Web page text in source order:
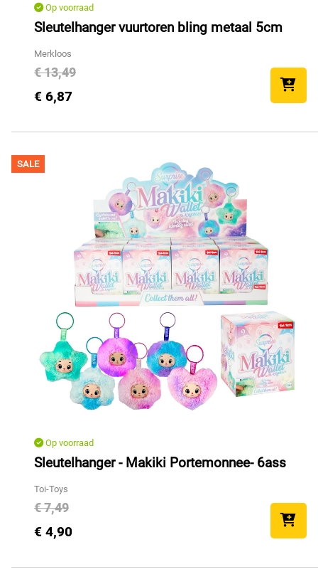
Op voorraad
Sleutelhanger vuurtoren bling metaal 5cm
Merkloos
€ 13,49
€ 6,87
SALE
Op voorraad
Sleutelhanger - Makiki Portemonnee- 6ass
Toi-Toys
€ 7,49
€ 4,90